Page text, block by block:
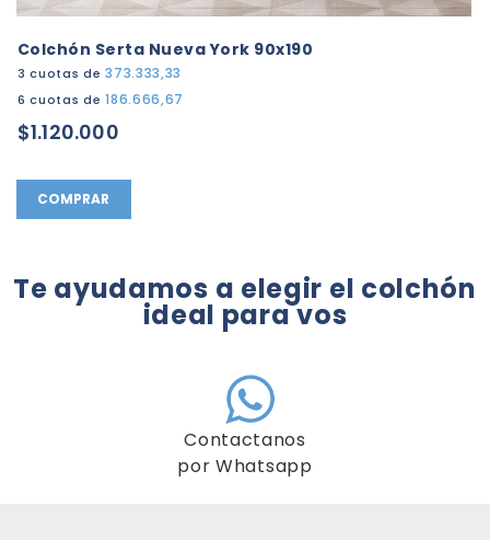
Colchón Serta Nueva York 90x190
3 cuotas de373.333,33
6 cuotas de186.666,67
$1.120.000
COMPRAR
Te ayudamos a elegir el colchón
ideal para vos
Contactanos
por Whatsapp